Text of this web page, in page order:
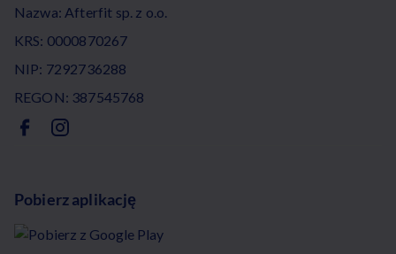
Nazwa: Afterfit sp. z o.o.
KRS: 0000870267
NIP: 7292736288
REGON: 387545768
Pobierz aplikację